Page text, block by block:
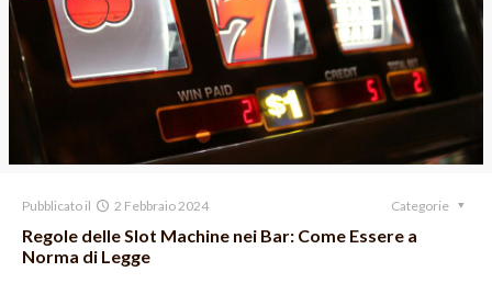
Pubblicato il 2 Febbraio 2024 Categorie
Regole delle Slot Machine nei Bar: Come Essere a
Norma di Legge